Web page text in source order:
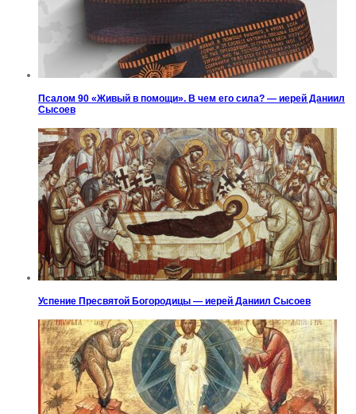
Псалом 90 «Живый в помощи». В чем его сила? — иерей Даниил
Сысоев
Успение Пресвятой Богородицы — иерей Даниил Сысоев